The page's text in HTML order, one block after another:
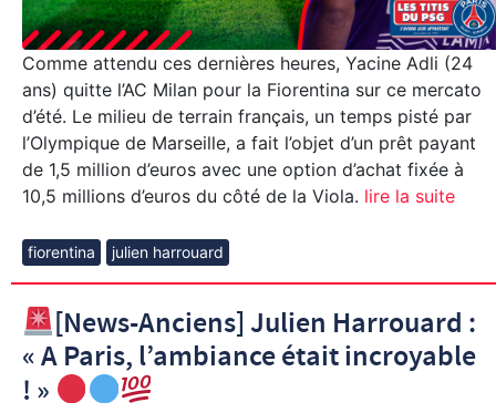
Comme attendu ces dernières heures, Yacine Adli (24
ans) quitte l’AC Milan pour la Fiorentina sur ce mercato
d’été. Le milieu de terrain français, un temps pisté par
l’Olympique de Marseille, a fait l’objet d’un prêt payant
de 1,5 million d’euros avec une option d’achat fixée à
10,5 millions d’euros du côté de la Viola. lire la suite
fiorentina julien harrouard
[News-Anciens] Julien Harrouard :
« A Paris, l’ambiance était incroyable
! »